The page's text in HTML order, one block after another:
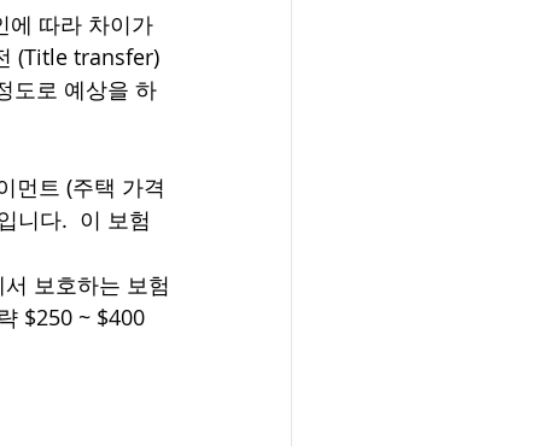
에 따라 차이가
(Title transfer)
도로 예상을 하
먼트 (주택 가격
니다.  이 보험
보호하는 보험
$250 ~ $400